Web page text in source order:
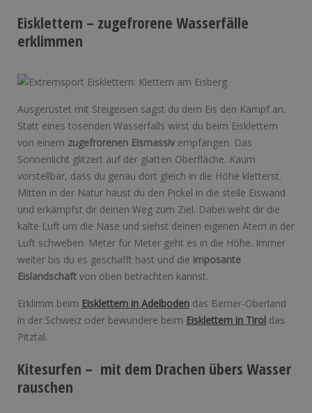
Eisklettern – zugefrorene Wasserfälle
erklimmen
Ausgerüstet mit Steigeisen sagst du dem Eis den Kampf an.
Statt eines tosenden Wasserfalls wirst du beim Eisklettern
von einem zugefrorenen Eismassiv empfangen. Das
Sonnenlicht glitzert auf der glatten Oberfläche. Kaum
vorstellbar, dass du genau dort gleich in die Höhe kletterst.
Mitten in der Natur haust du den Pickel in die steile Eiswand
und erkämpfst dir deinen Weg zum Ziel. Dabei weht dir die
kalte Luft um die Nase und siehst deinen eigenen Atem in der
Luft schweben. Meter für Meter geht es in die Höhe. Immer
weiter bis du es geschafft hast und die imposante
Eislandschaft von oben betrachten kannst.
Erklimm beim Eisklettern in Adelboden das Berner-Oberland
in der Schweiz oder bewundere beim Eisklettern in Tirol das
Pitztal.
Kitesurfen – mit dem Drachen übers Wasser
rauschen